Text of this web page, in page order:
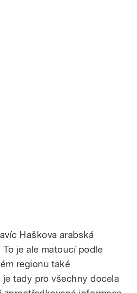
Haškova arabská
je ale matoucí podle
regionu také
tady pro všechny docela